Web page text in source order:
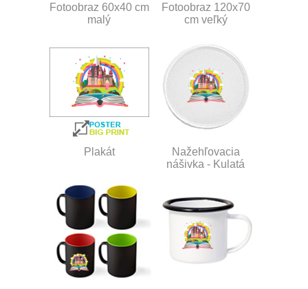
Fotoobraz 60x40 cm
malý
Fotoobraz 120x70
cm veľký
Plakát
Nažehľovacia
nášivka - Kulatá